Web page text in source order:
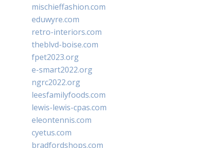
mischieffashion.com
eduwyre.com
retro-interiors.com
theblvd-boise.com
fpet2023.org
e-smart2022.org
ngrc2022.org
leesfamilyfoods.com
lewis-lewis-cpas.com
eleontennis.com
cyetus.com
bradfordshops.com